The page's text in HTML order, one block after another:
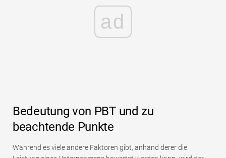
ad
Bedeutung von PBT und zu
beachtende Punkte
Während es viele andere Faktoren gibt, anhand derer die